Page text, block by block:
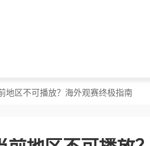
地区不可播放？海外观赛终极指南